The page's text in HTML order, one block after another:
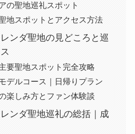
の聖地巡礼スポット
地スポットとアクセス方法
ンダ聖地の見どころと巡
要聖地スポット完全攻略
デルコース｜日帰りプラン
楽しみ方とファン体験談
ンダ聖地巡礼の総括｜成